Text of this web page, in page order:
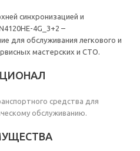
синхронизацией и
4G_3+2 –
для обслуживания легкового и
мастерских и СТО.
средства для
обслуживанию.